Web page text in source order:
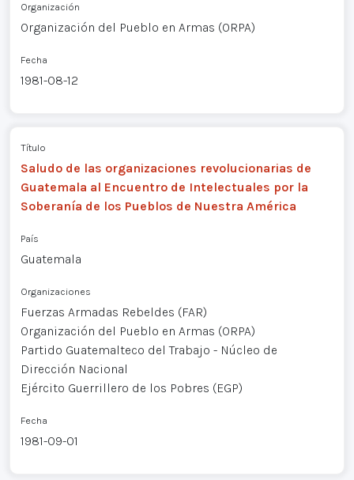
Organización
Organización del Pueblo en Armas (ORPA)
Fecha
1981-08-12
Título
Saludo de las organizaciones revolucionarias de
Guatemala al Encuentro de Intelectuales por la
Soberanía de los Pueblos de Nuestra América
País
Guatemala
Organizaciones
Fuerzas Armadas Rebeldes (FAR)
Organización del Pueblo en Armas (ORPA)
Partido Guatemalteco del Trabajo - Núcleo de
Dirección Nacional
Ejército Guerrillero de los Pobres (EGP)
Fecha
1981-09-01